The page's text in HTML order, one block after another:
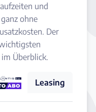
und
ganz ohne
Der
Überblick.
Leasing